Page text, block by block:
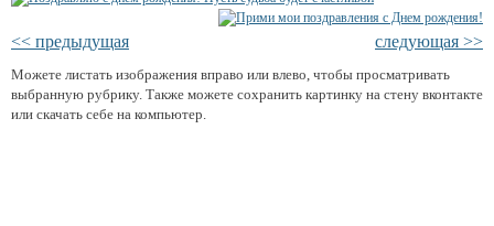
<< предыдущая следующая >>
Можете листать изображения вправо или влево, чтобы просматривать
выбранную рубрику. Также можете сохранить картинку на стену вконтакте
или скачать себе на компьютер.